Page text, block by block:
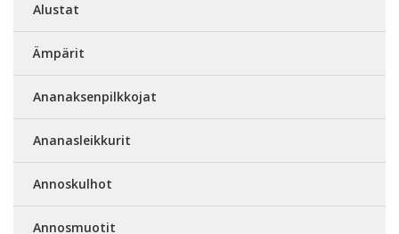
Alustat
Ämpärit
Ananaksenpilkkojat
Ananasleikkurit
Annoskulhot
Annosmuotit